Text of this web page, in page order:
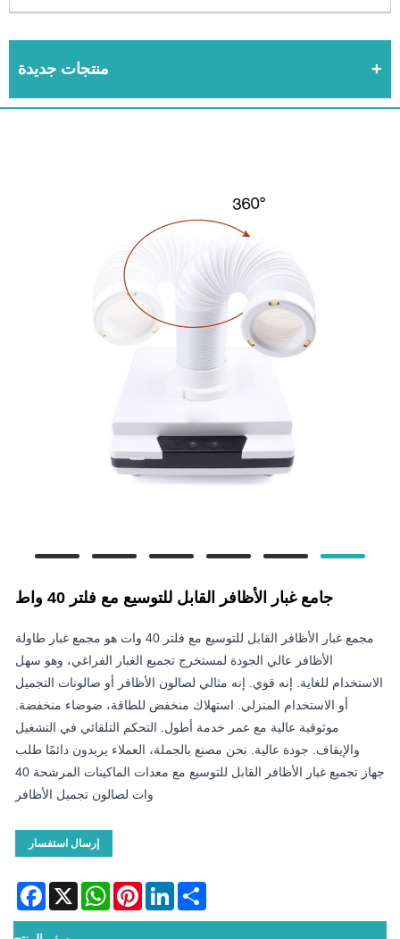
منتجات جديدة
جامع غبار الأظافر القابل للتوسيع مع فلتر 40 واط
مجمع غبار الأظافر القابل للتوسيع مع فلتر 40 وات هو مجمع غبار طاولة
الأظافر عالي الجودة لمستخرج تجميع الغبار الفراغي، وهو سهل
الاستخدام للغاية. إنه قوي. إنه مثالي لصالون الأظافر أو صالونات التجميل
أو الاستخدام المنزلي. استهلاك منخفض للطاقة، ضوضاء منخفضة.
موثوقية عالية مع عمر خدمة أطول. التحكم التلقائي في التشغيل
والإيقاف. جودة عالية. نحن مصنع بالجملة، العملاء يريدون دائمًا طلب
جهاز تجميع غبار الأظافر القابل للتوسيع مع معدات الماكينات المرشحة 40
وات لصالون تجميل الأظافر
إرسال استفسار
X
WhatsAppPinterestLinkedInShare